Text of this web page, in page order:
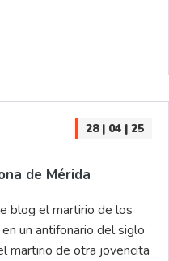
28 | 04 | 25
de Mérida
blog el martirio de los
un antifonario del siglo
martirio de otra jovencita